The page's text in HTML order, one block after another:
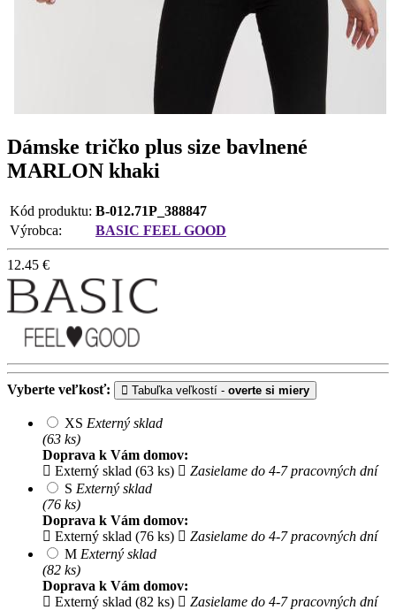
Dámske tričko plus size bavlnené
MARLON khaki
Kód produktu: B-012.71P_388847
Výrobca:
BASIC FEEL GOOD
12.45 €
Vyberte veľkosť: Tabuľka veľkostí - overte si miery
XS Externý sklad
(63 ks)
Doprava k Vám domov:
Externý sklad (63 ks)
Zasielame do 4-7 pracovných dní
S Externý sklad
(76 ks)
Doprava k Vám domov:
Externý sklad (76 ks)
Zasielame do 4-7 pracovných dní
M Externý sklad
(82 ks)
Doprava k Vám domov:
Externý sklad (82 ks)
Zasielame do 4-7 pracovných dní